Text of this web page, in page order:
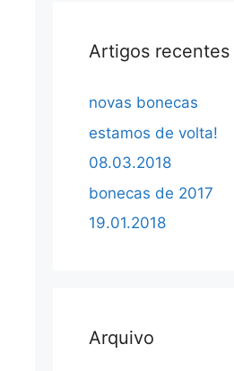
Artigos recentes
novas bonecas
estamos de volta!
08.03.2018
bonecas de 2017
19.01.2018
Arquivo